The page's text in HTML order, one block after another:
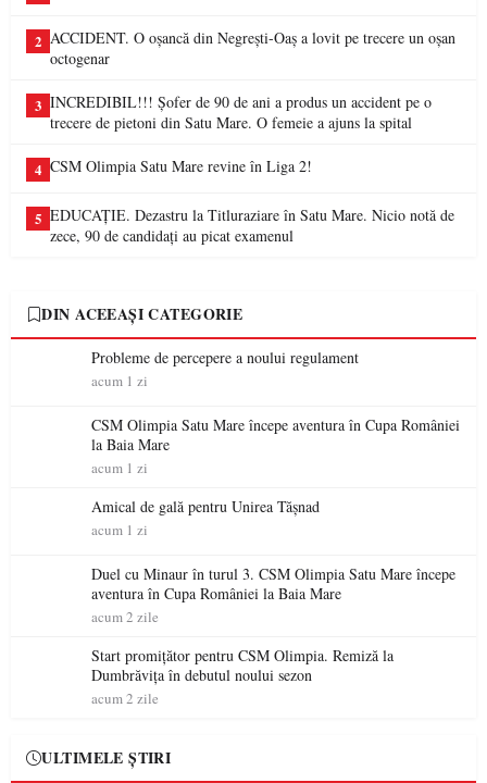
2 ACCIDENT. O oșancă din Negrești-Oaș a lovit pe trecere un oșan
octogenar
3 INCREDIBIL!!! Șofer de 90 de ani a produs un accident pe o
trecere de pietoni din Satu Mare. O femeie a ajuns la spital
4 CSM Olimpia Satu Mare revine în Liga 2!
5 EDUCAȚIE. Dezastru la Titluraziare în Satu Mare. Nicio notă de
zece, 90 de candidați au picat examenul
DIN ACEEAȘI CATEGORIE
Probleme de percepere a noului regulament
acum 1 zi
CSM Olimpia Satu Mare începe aventura în Cupa României
la Baia Mare
acum 1 zi
Amical de gală pentru Unirea Tășnad
acum 1 zi
Duel cu Minaur în turul 3. CSM Olimpia Satu Mare începe
aventura în Cupa României la Baia Mare
acum 2 zile
Start promițător pentru CSM Olimpia. Remiză la
Dumbrăvița în debutul noului sezon
acum 2 zile
ULTIMELE ȘTIRI